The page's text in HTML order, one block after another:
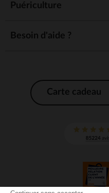
Puériculture
Besoin d'aide ?
Carte cadeau